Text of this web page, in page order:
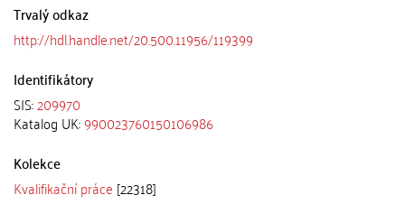
Trvalý odkaz
http://hdl.handle.net/20.500.11956/119399
Identifikátory
SIS:209970
Katalog UK:990023760150106986
Kolekce
Kvalifikační práce [22318]